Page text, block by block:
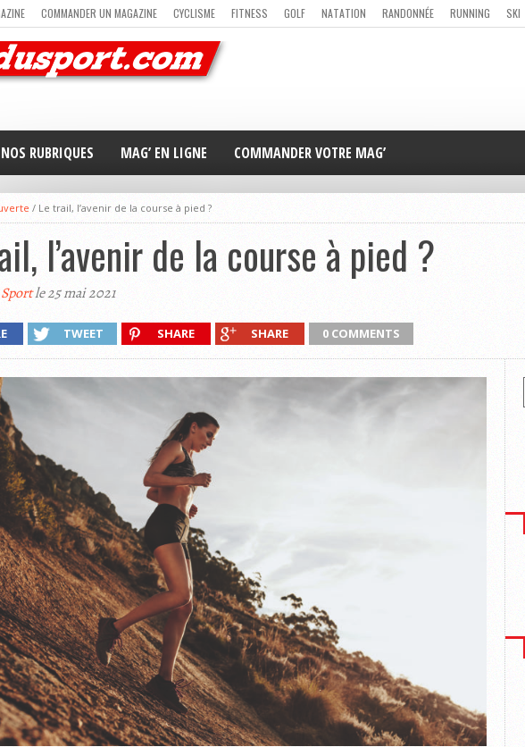
COMMANDER UN MAGAZINE CYCLISME FITNESS GOLF NATATION RANDONNÉE RUNNING
SKI
TRIATHLON VOILE NEWSLETTER MAG’ EN LIGNE
NOS RUBRIQUES MAG’ EN LIGNE COMMANDER VOTRE MAG’
/ Le trail, l’avenir de la course à pied ?
l’avenir de la course à pied ?
le 25 mai 2021
TWEET SHARE SHARE 0 COMMENTS